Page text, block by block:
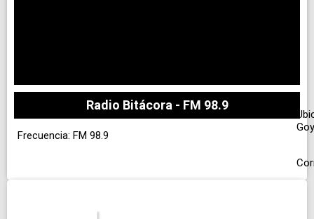
Radio Bitácora - FM 98.9
Frecuencia: FM 98.9